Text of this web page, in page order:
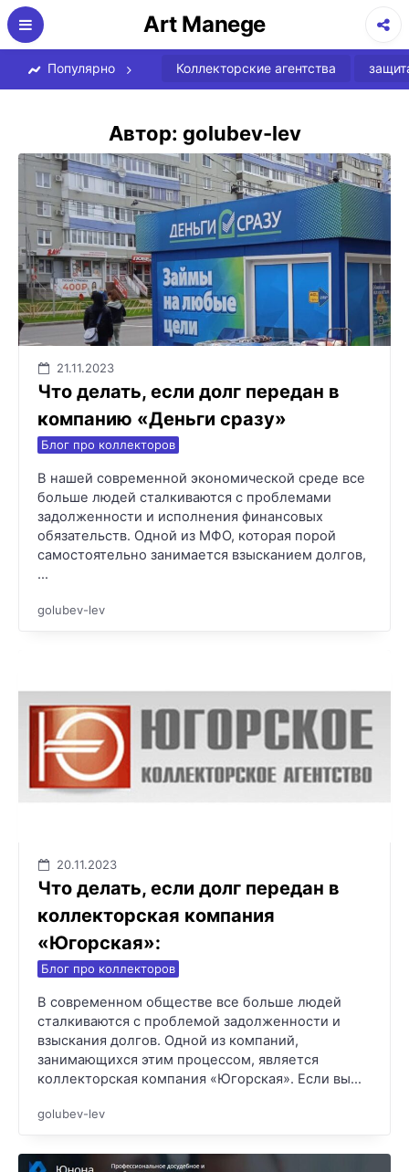
Перейти
содержимому
Art Manege
Популярно Коллекторские агентства
Автор: golubev-lev
21.11.2023
Что делать, если долг передан в
компанию «Деньги сразу»
Блог про коллекторов
В нашей современной экономической среде все
больше людей сталкиваются с проблемами
задолженности и исполнения финансовых
обязательств. Одной из МФО, которая порой
самостоятельно занимается взысканием долгов,
…
golubev-lev
20.11.2023
Что делать, если долг передан в
коллекторская компания
«Югорская»:
Блог про коллекторов
В современном обществе все больше людей
сталкиваются с проблемой задолженности и
взыскания долгов. Одной из компаний,
занимающихся этим процессом, является
коллекторская компания «Югорская». Если вы…
golubev-lev